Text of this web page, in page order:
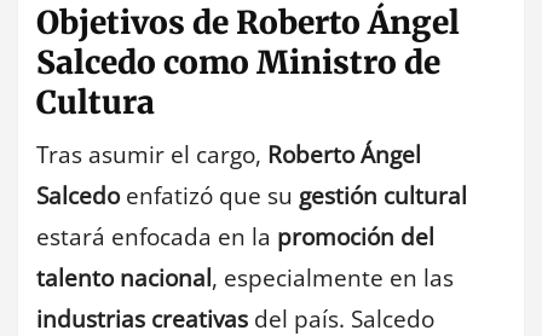
Objetivos de Roberto Ángel
Salcedo como Ministro de
Cultura
Tras asumir el cargo, Roberto Ángel
Salcedoenfatizó que su gestión cultural
estará enfocada en la promoción del
talento nacional, especialmente en las
industrias creativas del país. Salcedo